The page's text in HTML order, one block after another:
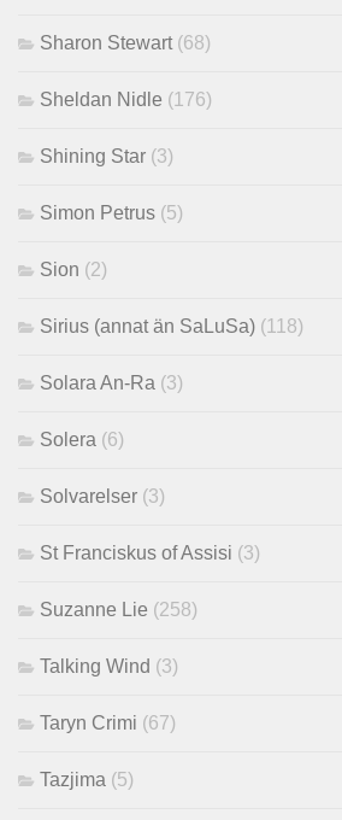
Sharon Stewart (68)
Sheldan Nidle (176)
Shining Star (3)
Simon Petrus (5)
Sion (2)
Sirius (annat än SaLuSa) (118)
Solara An-Ra (3)
Solera (6)
Solvarelser (3)
St Franciskus of Assisi (3)
Suzanne Lie (258)
Talking Wind (3)
Taryn Crimi (67)
Tazjima (5)